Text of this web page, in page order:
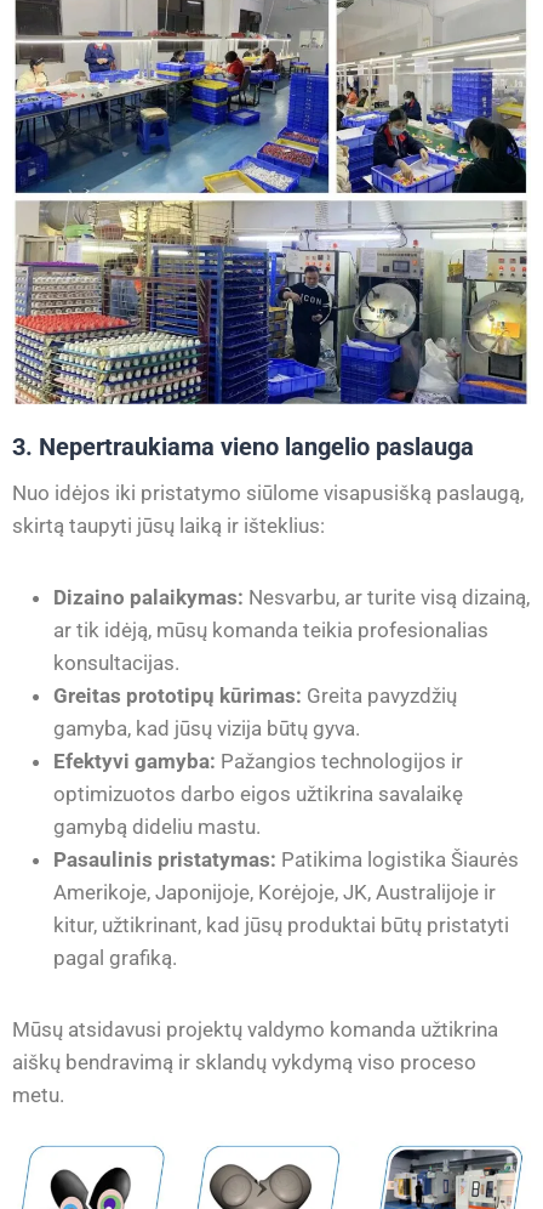
3. Nepertraukiama vieno langelio paslauga
Nuo idėjos iki pristatymo siūlome visapusišką paslaugą,
skirtą taupyti jūsų laiką ir išteklius:
Dizaino palaikymas: Nesvarbu, ar turite visą dizainą,
ar tik idėją, mūsų komanda teikia profesionalias
konsultacijas.
Greitas prototipų kūrimas: Greita pavyzdžių
gamyba, kad jūsų vizija būtų gyva.
Efektyvi gamyba: Pažangios technologijos ir
optimizuotos darbo eigos užtikrina savalaikę
gamybą dideliu mastu.
Pasaulinis pristatymas: Patikima logistika Šiaurės
Amerikoje, Japonijoje, Korėjoje, JK, Australijoje ir
kitur, užtikrinant, kad jūsų produktai būtų pristatyti
pagal grafiką.
Mūsų atsidavusi projektų valdymo komanda užtikrina
aiškų bendravimą ir sklandų vykdymą viso proceso
metu.